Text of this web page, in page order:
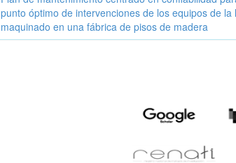
punto óptimo de intervenciones de los equipos de la
maquinado en una fábrica de pisos de madera